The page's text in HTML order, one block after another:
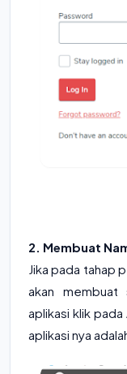
2. Membuat
Jika pada tahap
akan membuat
aplikasi klik pada
aplikasi nya